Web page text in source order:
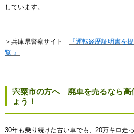
しています。
＞兵庫県警察サイト
『運転経歴証明書を
覧 』
宍粟市の方へ 廃車を売るなら高
ょう！
30年も乗り続けた古い車でも、20万キロ走